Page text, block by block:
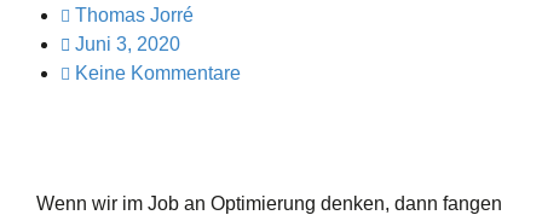
Thomas Jorré
Juni 3, 2020
Keine Kommentare
Wenn wir im Job an Optimierung denken, dann fangen